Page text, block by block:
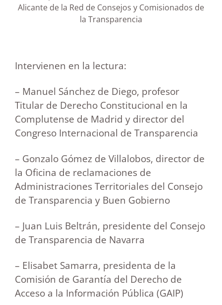
Alicante de la Red de Consejos y Comisionados de
la Transparencia
Intervienen en la lectura:
– Manuel Sánchez de Diego, profesor
Titular de Derecho Constitucional en la
Complutense de Madrid y director del
Congreso Internacional de Transparencia
– Gonzalo Gómez de Villalobos, director de
la Oficina de reclamaciones de
Administraciones Territoriales del Consejo
de Transparencia y Buen Gobierno
– Juan Luis Beltrán, presidente del Consejo
de Transparencia de Navarra
– Elisabet Samarra, presidenta de la
Comisión de Garantía del Derecho de
Acceso a la Información Pública (GAIP)